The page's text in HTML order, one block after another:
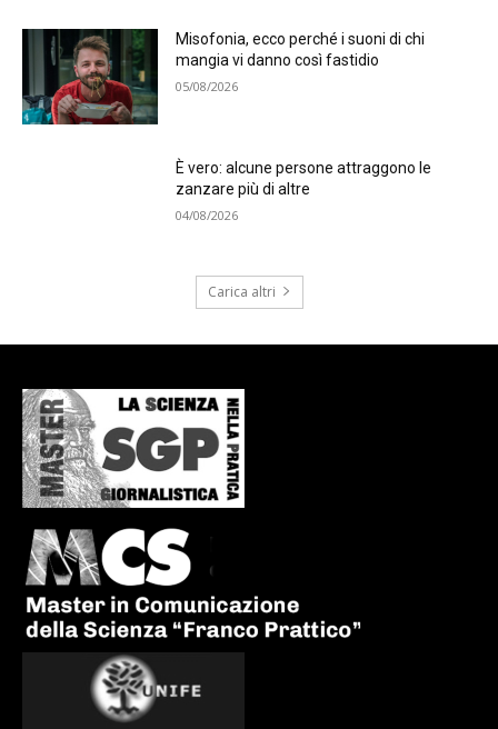
Misofonia, ecco perché i suoni di chi
mangia vi danno così fastidio
05/08/2026
È vero: alcune persone attraggono le
zanzare più di altre
04/08/2026
Carica altri